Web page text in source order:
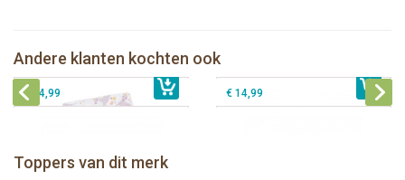
Andere klanten kochten ook
€ 16,99
Lanco - bijtspeeltje schelp plat
€ 14,99 € 14,99
Toppers van dit merk
€ 19,99€ 13,50
Lulujo swaddle 120x120 - Afrique